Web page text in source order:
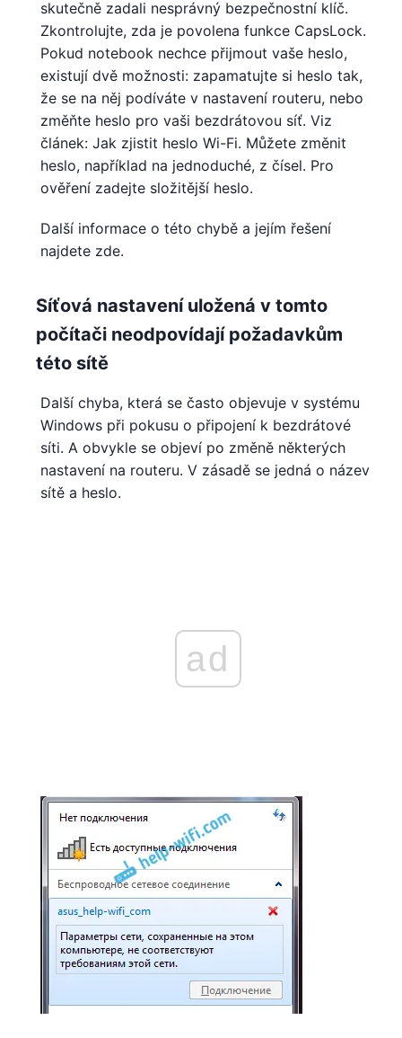
skutečně zadali nesprávný bezpečnostní klíč.
Zkontrolujte, zda je povolena funkce CapsLock.
Pokud notebook nechce přijmout vaše heslo,
existují dvě možnosti: zapamatujte si heslo tak,
že se na něj podíváte v nastavení routeru, nebo
změňte heslo pro vaši bezdrátovou síť. Viz
článek: Jak zjistit heslo Wi-Fi. Můžete změnit
heslo, například na jednoduché, z čísel. Pro
ověření zadejte složitější heslo.
Další informace o této chybě a jejím řešení
najdete zde.
Síťová nastavení uložená v tomto
počítači neodpovídají požadavkům
této sítě
Další chyba, která se často objevuje v systému
Windows při pokusu o připojení k bezdrátové
síti. A obvykle se objeví po změně některých
nastavení na routeru. V zásadě se jedná o název
sítě a heslo.
ad